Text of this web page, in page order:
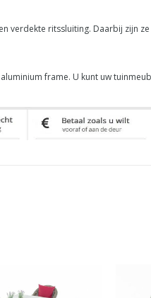
verdekte ritssluiting. Daarbij zijn
frame. U kunt uw